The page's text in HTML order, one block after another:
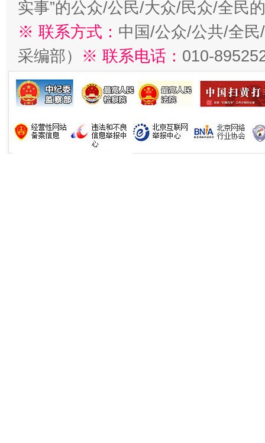
实事”的公众/公民/大众/民众/全民
※ 联系方式： 中国/公众/公共/全
采编部） ※ 联系电话： 010-